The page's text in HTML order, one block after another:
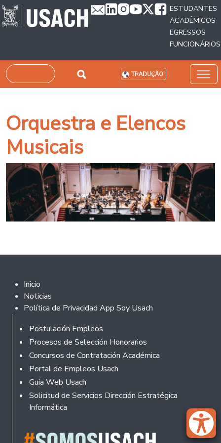
Passar para o conteúdo principal
ESTUDANTES
ACADÊMICOS
EGRESSOS
FUNCIONÁRIOS
Pesquisar TRADUÇÃO
Orquestra e Elencos
Musicais
Footer 2
Inicio
Noticias
Política de Privacidad App Soy Usach
Rodapé
Postulación Empleos
Procesos de Selección Honorarios
Concursos de Contratación Académica
Portal de Empleos Usach
Guía Web Usach
Solicitud de Servicios Dirección Estratégica
Informática